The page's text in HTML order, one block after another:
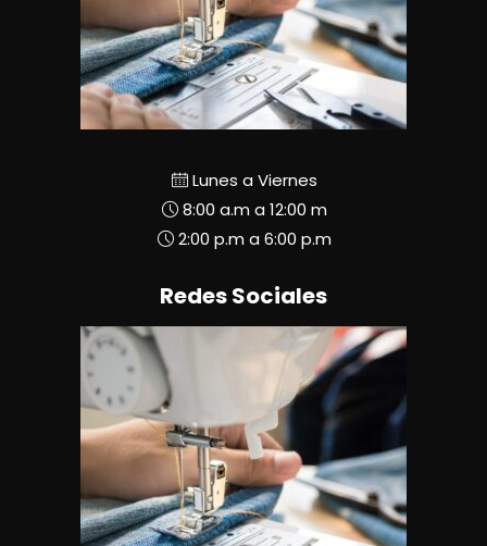
Lunes a Viernes
8:00 a.m a 12:00 m
2:00 p.m a 6:00 p.m
Redes Sociales